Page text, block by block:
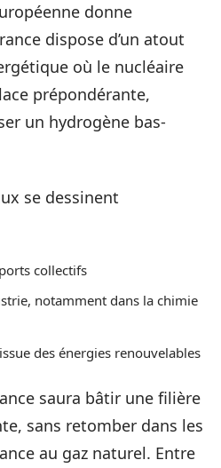
donne
dispose d’un atout
où le nucléaire
prépondérante,
un hydrogène bas-
se dessinent
collectifs
notamment dans la chimie
des énergies renouvelables
saura bâtir une filière
sans retomber dans les
au gaz naturel. Entre